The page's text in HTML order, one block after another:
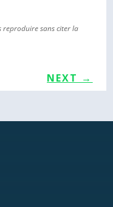
reproduire sans citer la
NEXT →